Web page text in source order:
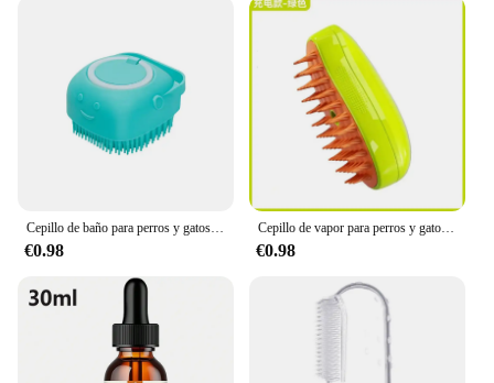
Cepillo de baño para perros y gatos, dispensador de champú, silicona suave, cerdas de goma, herramienta de aseo para ducha
€0.98
Cepillo de vapor para perros y gatos, pulverizador eléctrico para masaje, herramienta de aseo para mascotas, 3 en 1 espray eléctrico, peines de masaje
€0.98